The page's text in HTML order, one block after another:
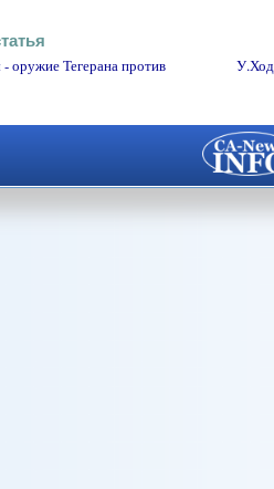
оружие Тегерана против